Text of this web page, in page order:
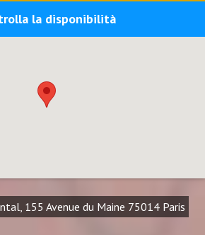
la disponibilità
155 Avenue du Maine 75014 Paris